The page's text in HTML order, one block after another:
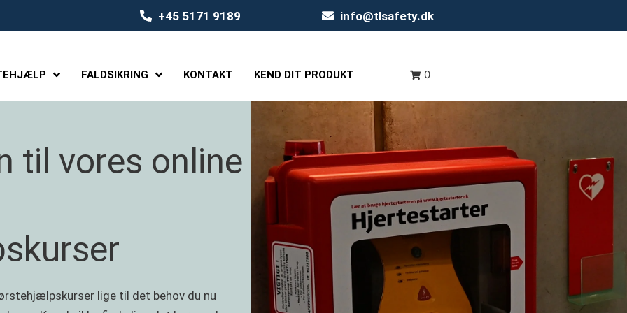
+45 5171 9189 info@tlsafety.dk
FALDSIKRING KONTAKT KEND DIT PRODUKT 0
til vores ­online
lige til det behov du nu